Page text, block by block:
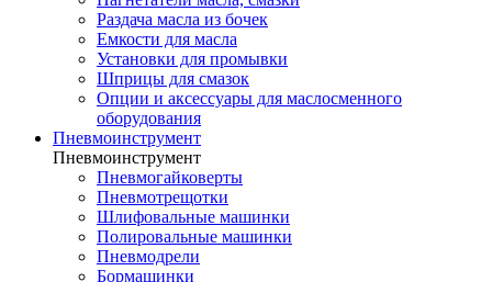
Раздача масла из бочек
Емкости для масла
Установки для промывки
Шприцы для смазок
Опции и аксессуары для маслосменного
оборудования
Пневмоинструмент
Пневмоинструмент
Пневмогайковерты
Пневмотрещотки
Шлифовальные машинки
Полировальные машинки
Пневмодрели
Бормашинки